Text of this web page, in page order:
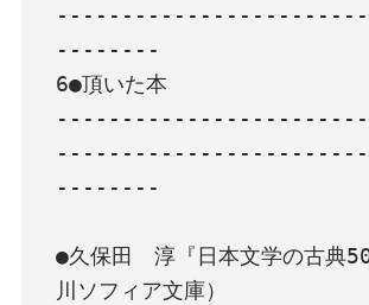
--------
6●頂いた本
--------
●久保田　淳『日本文学の古典